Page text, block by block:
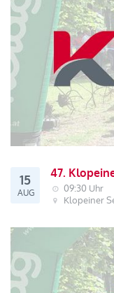
15
AUG
47.
09:30 Uhr
Klopeiner